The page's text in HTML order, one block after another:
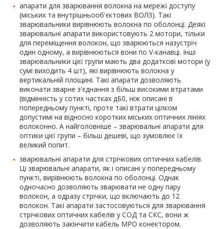
апарати для зварювання волокна на мережі доступу
(міських та внутрішньооб'єктових ВОЛЗ). Такі
зварювальники вирівнюють волокна по оболонці. Деякі
зварювальні апарати використовують 2 мотори, тільки
для переміщення волокон, що зварюються назустріч
один одному, а вирівнюються вони по V-канавці. Інші
зварювальники цієї групи мають два додаткові мотори (у
сумі виходить 4 шт), які вирівнюють волокна у
вертикальній площині. Такі апарати дозволяють
виконати зварне з'єднання з більш високими втратами
(відмінність у сотих частках дБ0, ніж описані в
попередньому пункті, проте такі втрати цілком
допустимі на відносно коротких міських оптичних лініях
волоконно. А найголовніше – зварювальні апарати для
оптики цієї групи – більш дешеві, що зумовлює їх
великий попит.
зварювальні апарати для стрічкових оптичних кабелів.
Ці зварювальні апарати, як і описані у попередньому
пункті, вирівнюють волокна по оболонці. Однак
одночасно дозволяють зварювати не одну пару
волокон, а одразу стрічки, що включають до 12
волокон. Такі апарати застосовуються для зварювання
стрічкових оптичних кабелів у СОД та СКС, вони ж
дозволяють закінчити кабель MPO конектором.